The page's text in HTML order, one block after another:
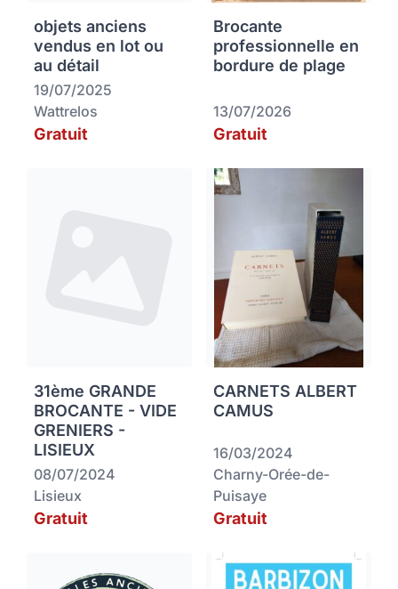
objets anciens
vendus en lot ou
au détail
19/07/2025
Wattrelos
Gratuit
Brocante
professionnelle en
bordure de plage
13/07/2026
Gratuit
31ème GRANDE
BROCANTE - VIDE
GRENIERS -
LISIEUX
08/07/2024
Lisieux
Gratuit
CARNETS ALBERT
CAMUS
16/03/2024
Charny-Orée-de-
Puisaye
Gratuit